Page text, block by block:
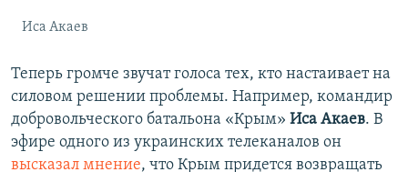
Иса Акаев
Теперь громче звучат голоса тех, кто настаивает на
силовом решении проблемы. Например, командир
добровольческого батальона «Крым» Иса Акаев. В
эфире одного из украинских телеканалов он
высказал мнение, что Крым придется возвращать